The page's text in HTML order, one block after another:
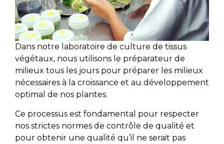
Dans notre laboratoire de culture de tissus
végétaux, nous utilisons le préparateur de
milieux tous les jours pour préparer les milieux
nécessaires à la croissance et au développement
optimal de nos plantes.
Ce processus est fondamental pour respecter
nos strictes normes de contrôle de qualité et
pour obtenir une qualité qu’il ne serait pas